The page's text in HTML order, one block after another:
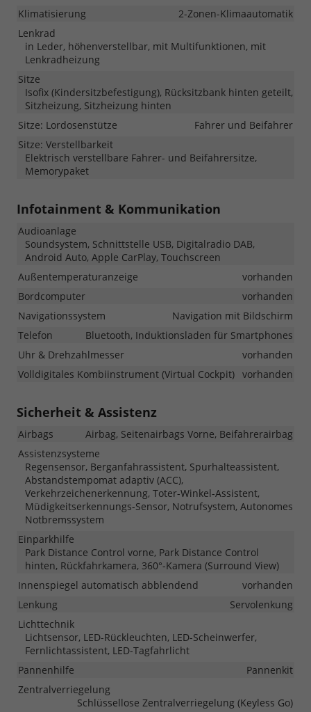
Klimatisierung
2-Zonen-Klimaautomatik
Lenkrad
in Leder, höhenverstellbar, mit Multifunktionen, mit
Lenkradheizung
Sitze
Isofix (Kindersitzbefestigung), Rücksitzbank hinten geteilt,
Sitzheizung, Sitzheizung hinten
Sitze: Lordosenstütze
Fahrer und Beifahrer
Sitze: Verstellbarkeit
Elektrisch verstellbare Fahrer- und Beifahrersitze,
Memorypaket
Infotainment & Kommunikation
Audioanlage
Soundsystem, Schnittstelle USB, Digitalradio DAB,
Android Auto, Apple CarPlay, Touchscreen
Außentemperaturanzeige
vorhanden
Bordcomputer
vorhanden
Navigationssystem
Navigation mit Bildschirm
Telefon
Bluetooth, Induktionsladen für Smartphones
Uhr & Drehzahlmesser
vorhanden
Volldigitales Kombiinstrument (Virtual Cockpit) vorhanden
Sicherheit & Assistenz
Airbags
Airbag, Seitenairbags Vorne, Beifahrerairbag
Assistenzsysteme
Regensensor, Berganfahrassistent, Spurhalteassistent,
Abstandstempomat adaptiv (ACC),
Verkehrzeichenerkennung, Toter-Winkel-Assistent,
Müdigkeitserkennungs-Sensor, Notrufsystem, Autonomes
Notbremssystem
Einparkhilfe
Park Distance Control vorne, Park Distance Control
hinten, Rückfahrkamera, 360°-Kamera (Surround View)
Innenspiegel automatisch abblendend
vorhanden
Lenkung
Servolenkung
Lichttechnik
Lichtsensor, LED-Rückleuchten, LED-Scheinwerfer,
Fernlichtassistent, LED-Tagfahrlicht
Pannenhilfe
Pannenkit
Zentralverriegelung
Schlüssellose Zentralverriegelung (Keyless Go)